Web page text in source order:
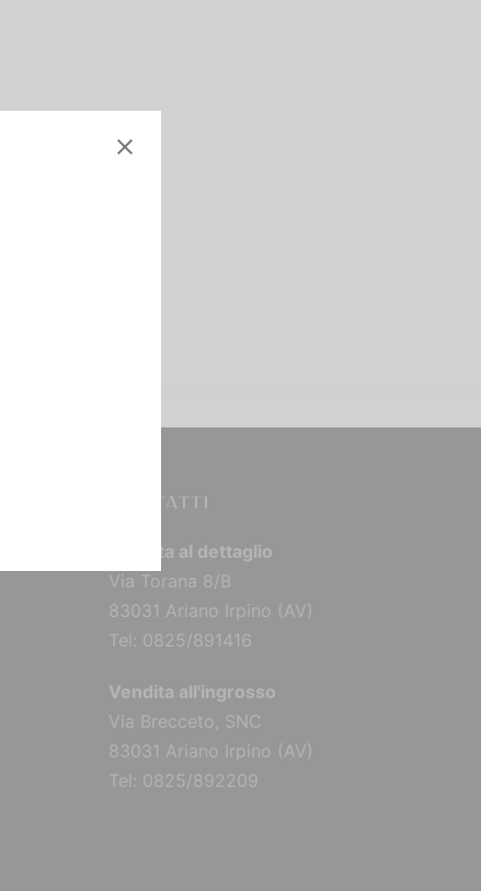
CONTATTI
Vendita al dettaglio
Via Torana 8/B
83031 Ariano Irpino (AV)
Tel: 0825/891416
Vendita all'ingrosso
Via Brecceto, SNC
83031 Ariano Irpino (AV)
Tel: 0825/892209